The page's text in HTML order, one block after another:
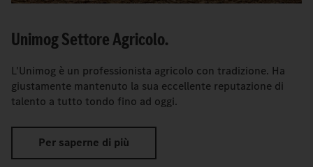
Unimog Settore Agricolo.
L'Unimog è un professionista agricolo con tradizione. Ha
giustamente mantenuto la sua eccellente reputazione di
talento a tutto tondo fino ad oggi.
Per saperne di più